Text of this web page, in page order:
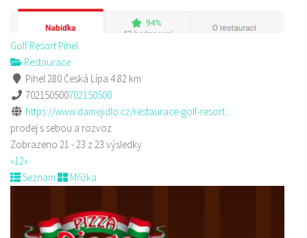
Golf Resort Pihel
Restaurace
Pihel 280 Česká Lípa 4.82 km
702150500702150500
https://www.damejidlo.cz/restaurace-golf-resort...
prodej s sebou a rozvoz
Zobrazeno 21 - 23 z 23 výsledky
«12»
Seznam
Mřížka